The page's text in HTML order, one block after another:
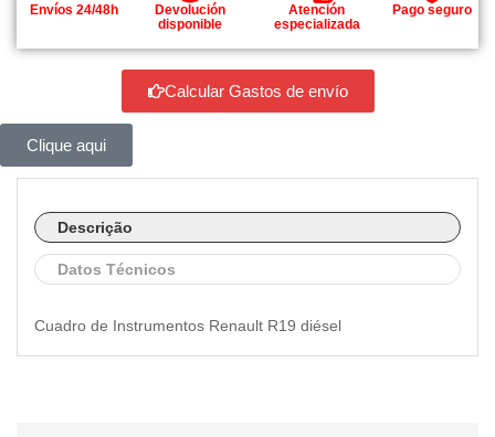
Envíos 24/48h
Devolución
disponible
Atención
especializada
Pago seguro
Calcular Gastos de envío
Clique aqui
Descrição
Datos Técnicos
Cuadro de Instrumentos Renault R19 diésel